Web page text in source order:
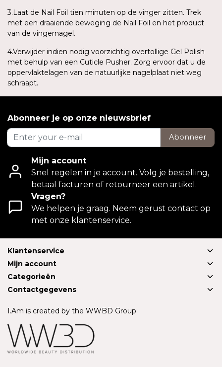
3.Laat de Nail Foil tien minuten op de vinger zitten. Trek
met een draaiende beweging de Nail Foil en het product
van de vingernagel.
4.Verwijder indien nodig voorzichtig overtollige Gel Polish
met behulp van een Cuticle Pusher. Zorg ervoor dat u de
oppervlaktelagen van de natuurlijke nagelplaat niet weg
schraapt.
Abonneer je op onze nieuwsbrief
Abonneer
Mijn account
Snel regelen in je account. Volg je bestelling,
betaal facturen of retourneer een artikel.
Vragen?
We helpen je graag. Neem gerust contact op
met onze klantenservice.
Klantenservice
Mijn account
Categorieën
Contactgegevens
I.Am is created by the WWBD Group: